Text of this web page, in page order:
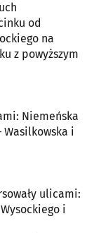
od
na
z powyższym
Niemeńska
Wasilkowska i
ulicami:
i